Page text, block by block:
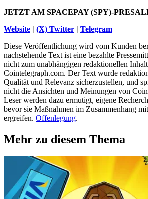
JETZT AM SPACEPAY (SPY)-
Website | (X) Twitter | Telegram
Diese Veröffentlichung wird vom Kunden
nachstehende Text ist eine bezahlte
nicht zum unabhängigen redaktionellen
Cointelegraph.com. Der Text wurde
Qualität und Relevanz sicherzustellen, und
nicht die Ansichten und Meinungen von
Leser werden dazu ermutigt, eigene
bevor sie Maßnahmen im Zusammenhang
ergreifen. Offenlegung.
Mehr zu diesem Thema